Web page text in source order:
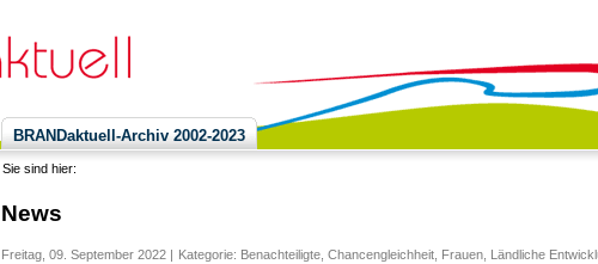
BRANDaktuell-Archiv 2002-2023
Sie sind hier:
News
Freitag, 09. September 2022 |
Kategorie: Benachteiligte, Chancengleichheit, Frauen, Ländliche